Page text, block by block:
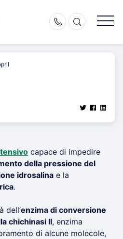
capace di impedire
della pressione del
idrosalina e la
.
dell’enzima di conversione
chichinasi II, enzima
di alcune molecole,